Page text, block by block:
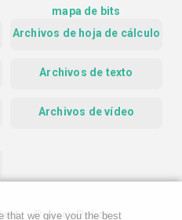
mapa de bits
Archivos de hoja de cálculo
Archivos de texto
Archivos de vídeo
Privacy Policy
that we give you the best